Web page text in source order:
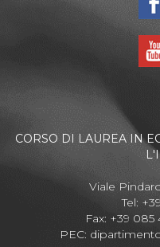
CORSO DI LAUREA IN
Viale
Tel:
Fax: +39 085
PEC: